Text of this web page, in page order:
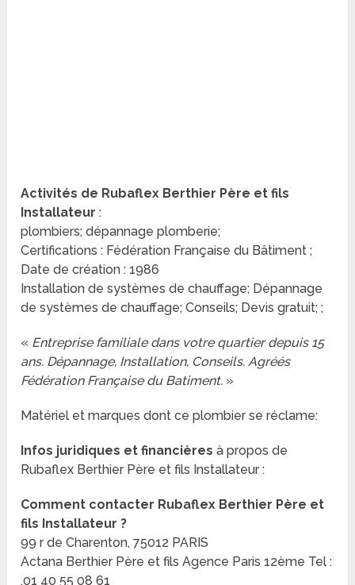
Activités de Rubaflex Berthier Père et fils
Installateur :
plombiers; dépannage plomberie;
Certifications : Fédération Française du Bâtiment ;
Date de création : 1986
Installation de systèmes de chauffage; Dépannage
de systèmes de chauffage; Conseils; Devis gratuit; ;
« Entreprise familiale dans votre quartier depuis 15
ans. Dépannage, Installation, Conseils. Agréés
Fédération Française du Batiment. »
Matériel et marques dont ce plombier se réclame:
Infos juridiques et financières à propos de
Rubaflex Berthier Père et fils Installateur :
Comment contacter Rubaflex Berthier Père et
fils Installateur ?
99 r de Charenton, 75012 PARIS
Actana Berthier Père et fils Agence Paris 12ème Tel :
.01 40 55 08 61